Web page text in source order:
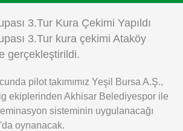
3.Tur Kura Çekimi Yapıldı
3.Tur kura çekimi Ataköy
gerçekleştirildi.
pilot takımımız Yeşil Bursa A.Ş.,
ekiplerinden Akhisar Belediyespor ile
sisteminin uygulanacağı
oynanacak.